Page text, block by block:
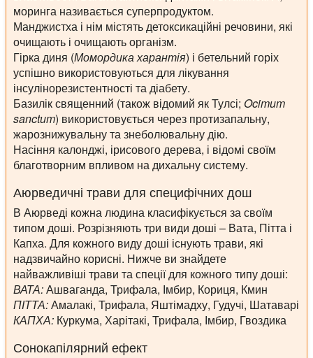
моринга називається суперпродуктом.
Манджистха і нім містять детоксикаційні речовини, які
очищають і очищають організм.
Гірка диня (Момордика харантія) і бетельний горіх
успішно використовуються для лікування
інсулінорезистентності та діабету.
Базилік священний (також відомий як Тулсі; Ocimum
sanctum) використовується через протизапальну,
жарознижувальну та знеболювальну дію.
Насіння калонджі, ірисового дерева, і відомі своїм
благотворним впливом на дихальну систему.
Аюрведичні трави для специфічних дош
В Аюрведі кожна людина класифікується за своїм
типом доші. Розрізняють три види доші – Вата, Пітта і
Капха. Для кожного виду доші існують трави, які
надзвичайно корисні. Нижче ви знайдете
найважливіші трави та спеції для кожного типу доші:
ВАТА:Ашваганда, Трифала, Імбир, Кориця, Кмин
ПІТТА:Амалакі, Трифала, Яштімадху, Гудучі, Шатаварі
КАПХА: Куркума, Харітакі, Трифала, Імбир, Гвоздика
Сонокапілярний ефект